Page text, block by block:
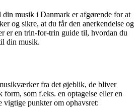
musik i Danmark er afgørende for at
og sikre, at du får den anerkendelse og
er en trin-for-trin guide til, hvordan du
din musik.
fra det øjeblik, de bliver
form, som f.eks. en optagelse eller en
punkter om ophavsret: